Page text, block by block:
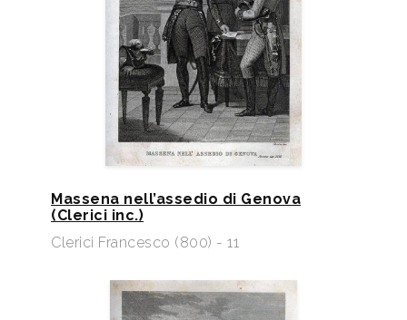
Massena nell’assedio di Genova
(Clerici inc.)
Clerici Francesco (800) - 11